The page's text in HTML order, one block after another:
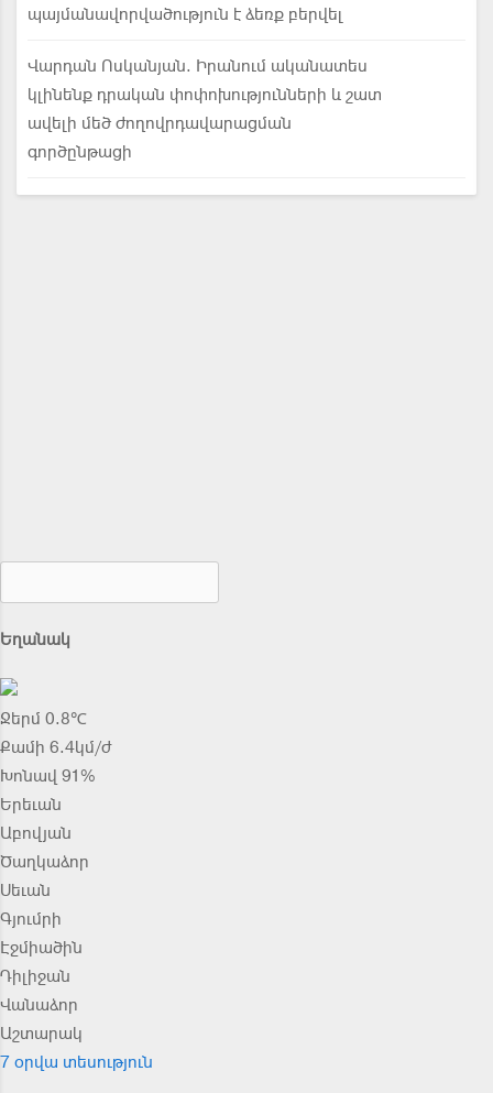
պայմանավորվածություն է ձեռք բերվել
Վարդան Ոսկանյան. Իրանում ականատես
կլինենք դրական փոփոխությունների և շատ
ավելի մեծ ժողովրդավարացման
գործընթացի
Եղանակ
Ջերմ 0.8℃
Քամի 6.4կմ/ժ
Խոնավ 91%
Երեւան
Աբովյան
Ծաղկաձոր
Սեւան
Գյումրի
Էջմիածին
Դիլիջան
Վանաձոր
Աշտարակ
7 օրվա տեսություն